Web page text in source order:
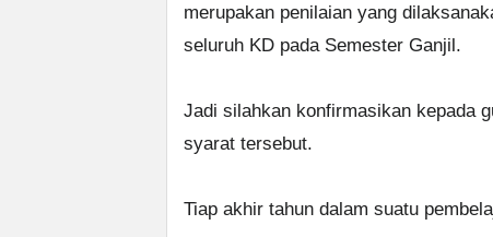
merupakan penilaian yang
seluruh KD pada Semester Ganjil.
Jadi silahkan konfirmasikan kepada
syarat tersebut.
Tiap akhir tahun dalam suatu